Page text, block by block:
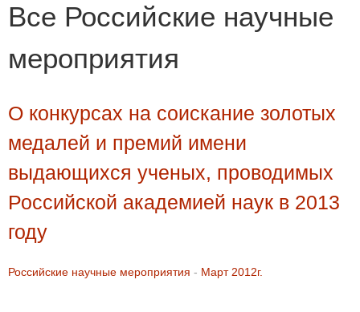
Все Российские научные
мероприятия
О конкурсах на соискание золотых
медалей и премий имени
выдающихся ученых, проводимых
Российской академией наук в 2013
году
Российские научные мероприятия - Март 2012г.